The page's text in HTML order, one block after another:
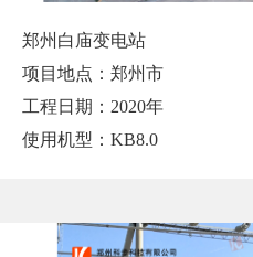
郑州白庙变电站
项目地点：郑州市
工程日期：2020年
使用机型：KB8.0